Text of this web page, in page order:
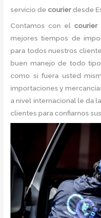
servicio de courier desde
Contamos con el courier
mejores tiempos de
para todos nuestros
buen manejo de todo
como si fuera usted
importaciones y
a nivel internacional le da
clientes para confiarnos